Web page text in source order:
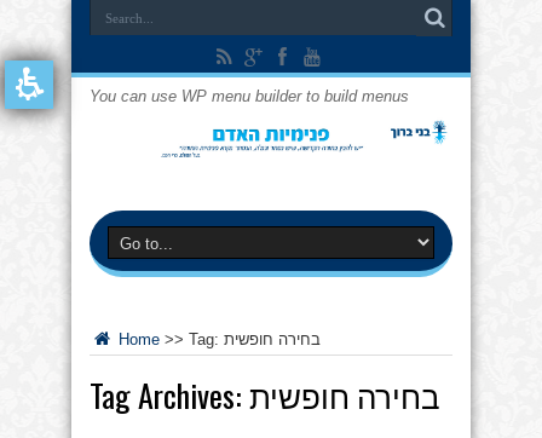
You can use WP menu builder to build menus
Home >> Tag: בחירה חופשית
Tag Archives:בחירה חופשית